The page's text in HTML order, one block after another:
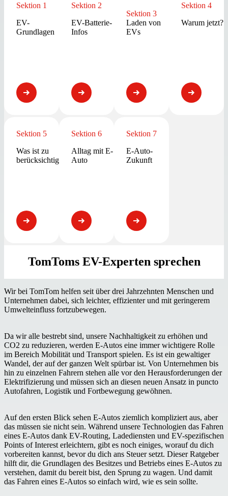
Sektion 1
EV-
Grundlagen
Sektion 2
EV-Batterie-
Infos
Sektion 3
Laden von
EVs
Sektion 4
Warum jetzt?
Sektion 5
Was ist zu
berücksichtigen?
Sektion 6
Alltag mit E-
Auto
Sektion 7
E-Auto-
Zukunft
TomToms EV-Experten sprechen
Wir bei TomTom helfen seit über drei Jahrzehnten Menschen und
Unternehmen dabei, sich leichter, effizienter und mit geringerem
Umwelteinfluss fortzubewegen.
Da wir alle bestrebt sind, unsere Nachhaltigkeit zu erhöhen und
CO2 zu reduzieren, werden E-Autos eine immer wichtigere Rolle
im Bereich Mobilität und Transport spielen. Es ist ein gewaltiger
Wandel, der auf der ganzen Welt spürbar ist. Von Unternehmen bis
hin zu einzelnen Fahrern stehen alle vor den Herausforderungen der
Elektrifizierung und müssen sich an diesen neuen Ansatz in puncto
Autofahren, Logistik und Fortbewegung gewöhnen.
Auf den ersten Blick sehen E-Autos ziemlich kompliziert aus, aber
das müssen sie nicht sein. Während unsere Technologien das Fahren
eines E-Autos dank EV-Routing, Ladediensten und EV-spezifischen
Points of Interest erleichtern, gibt es noch einiges, worauf du dich
vorbereiten kannst, bevor du dich ans Steuer setzt. Dieser Ratgeber
hilft dir, die Grundlagen des Besitzes und Betriebs eines E-Autos zu
verstehen, damit du bereit bist, den Sprung zu wagen. Und damit
das Fahren eines E-Autos so einfach wird, wie es sein sollte.